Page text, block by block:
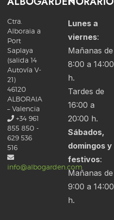
Ctra.
Alboraia a
Port
Saplaya
(salida 14
Autovía V-
21)
46120
ALBORAIA
– Valencia
+34 961
855 850 -
629 536
516
info@albogarden.com
Lunes a
viernes:
Mañanas de
8:00 a 14:00
h.
Tardes de
16:00 a
20:00 h.
Sábados,
domingos y
festivos:
Mañanas de
9:00 a 14:00
h.